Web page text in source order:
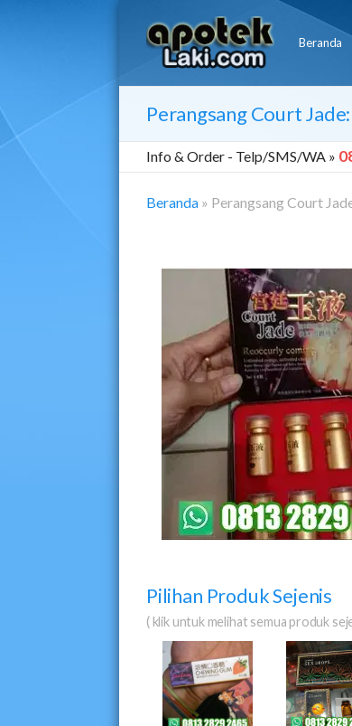
Beranda
Perangsang Court
Info & Order - Telp/SMS/WA »
Beranda » Perangsang Court
Pilihan Produk Sejenis
( klik untuk melihat semua produk